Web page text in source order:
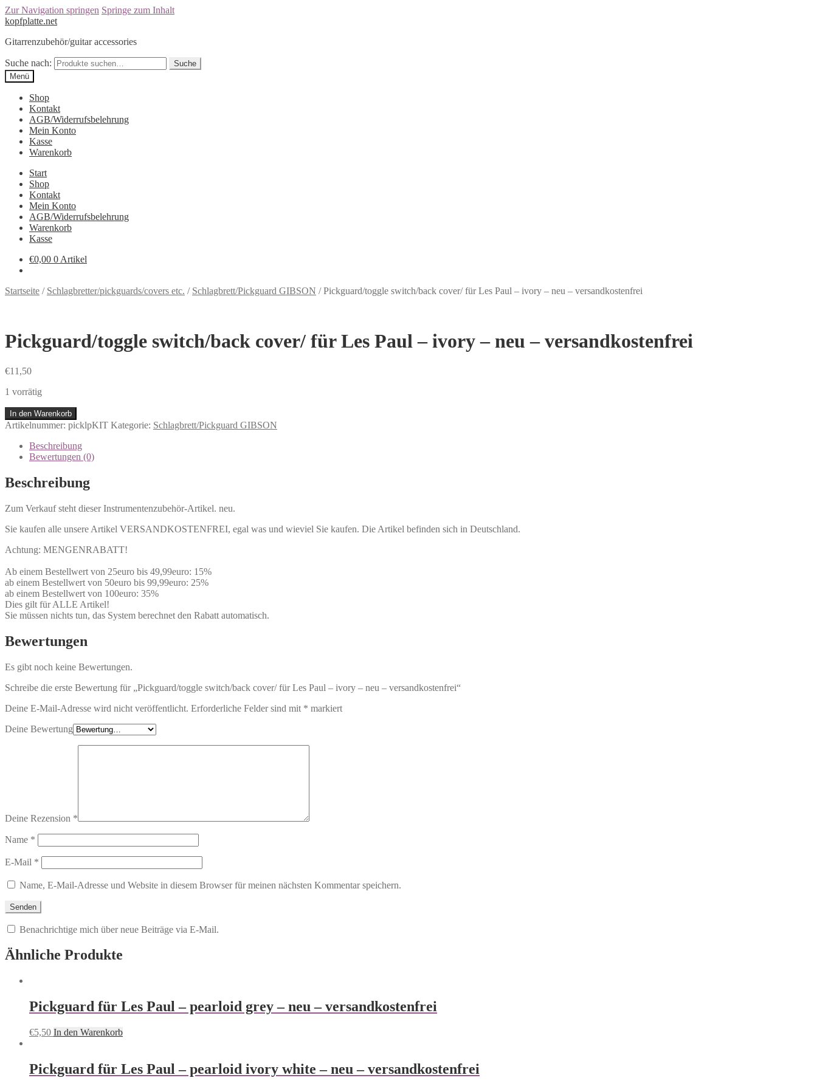
Zur Navigation springen Springe zum Inhalt
kopfplatte.net
Gitarrenzubehör/guitar accessories
Suche nach:
Suche
Menü
Shop
Kontakt
AGB/Widerrufsbelehrung
Mein Konto
Kasse
Warenkorb
Start
Shop
Kontakt
Mein Konto
AGB/Widerrufsbelehrung
Warenkorb
Kasse
€0,00 0 Artikel
Startseite / Schlagbretter/pickguards/covers etc. / Schlagbrett/Pickguard GIBSON /Pickguard/toggle switch/back cover/ für Les Paul – ivory – neu – versandkostenfrei
Pickguard/toggle switch/back cover/ für Les Paul – ivory – neu – versandkostenfrei
€11,50
1 vorrätig
In den Warenkorb
Artikelnummer: picklpKIT Kategorie: Schlagbrett/Pickguard GIBSON
Beschreibung
Bewertungen (0)
Beschreibung
Zum Verkauf steht dieser Instrumentenzubehör-Artikel. neu.
Sie kaufen alle unsere Artikel VERSANDKOSTENFREI, egal was und wieviel Sie kaufen. Die Artikel befinden sich in Deutschland.
Achtung: MENGENRABATT!
Ab einem Bestellwert von 25euro bis 49,99euro: 15%
ab einem Bestellwert von 50euro bis 99,99euro: 25%
ab einem Bestellwert von 100euro: 35%
Dies gilt für ALLE Artikel!
Sie müssen nichts tun, das System berechnet den Rabatt automatisch.
Bewertungen
Es gibt noch keine Bewertungen.
Schreibe die erste Bewertung für „Pickguard/toggle switch/back cover/ für Les Paul – ivory – neu – versandkostenfrei“
Deine E-Mail-Adresse wird nicht veröffentlicht. Erforderliche Felder sind mit * markiert
Deine Bewertung
Deine Rezension *
Name *
E-Mail *
Name, E-Mail-Adresse und Website in diesem Browser für meinen nächsten Kommentar speichern.
Benachrichtige mich über neue Beiträge via E-Mail.
Ähnliche Produkte
Pickguard für Les Paul – pearloid grey – neu – versandkostenfrei
€5,50 In den Warenkorb
Pickguard für Les Paul – pearloid ivory white – neu – versandkostenfrei